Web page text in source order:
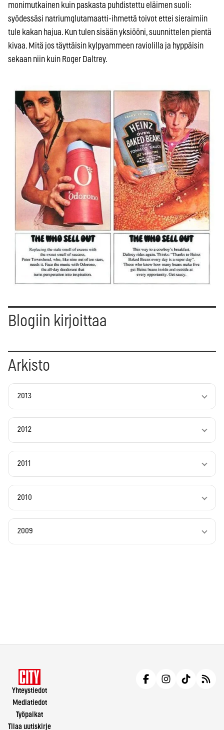
monimutkainen kuin paskasta puhdistettu eläimen suoli:
syödessäsi natriumglutamaatti-ihmettä toivot ettei sieraimiin
tule kakan hajua. Kun tulen sisään yksiööni, suunnittelen pientä
kivaa. Mitä jos täyttäisin kylpyammeen raviolilla ja hyppäisin
sekaan niin kuin Roger Daltrey.
Blogiin kirjoittaa
Arkisto
2013
2012
2011
2010
2009
Yhteystiedot
Mediatiedot
Työpaikat
Tilaa uutiskirje